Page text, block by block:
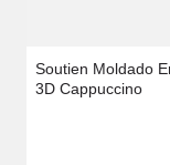
Soutien Moldado
3D Cappuccino